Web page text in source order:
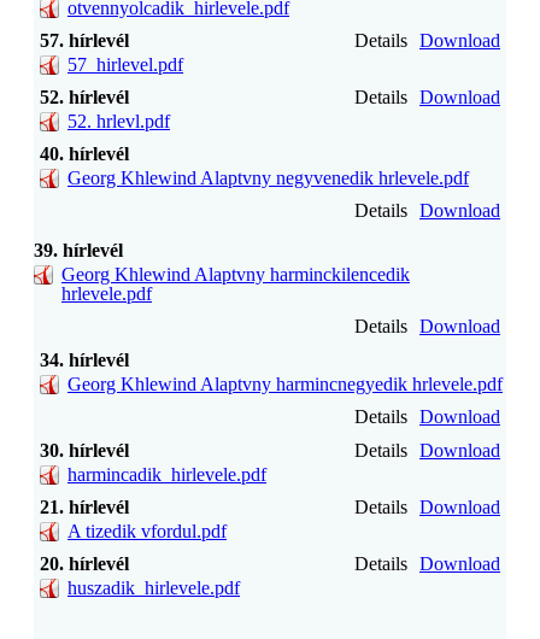
otvennyolcadik_hirlevele.pdf
57. hírlevél
57_hirlevel.pdf
Download
Details
52. hírlevél
52. hrlevl.pdf
Download
Details
40. hírlevél
Georg Khlewind Alaptvny negyvenedik hrlevele.pdf
Download
Details
39. hírlevél
Georg Khlewind Alaptvny harminckilencedik
hrlevele.pdf
Download
Details
34. hírlevél
Georg Khlewind Alaptvny harmincnegyedik hrlevele.pdf
Download
Details
30. hírlevél
harmincadik_hirlevele.pdf
Download
Details
21. hírlevél
A tizedik vfordul.pdf
Download
Details
20. hírlevél
huszadik_hirlevele.pdf
Download
Details